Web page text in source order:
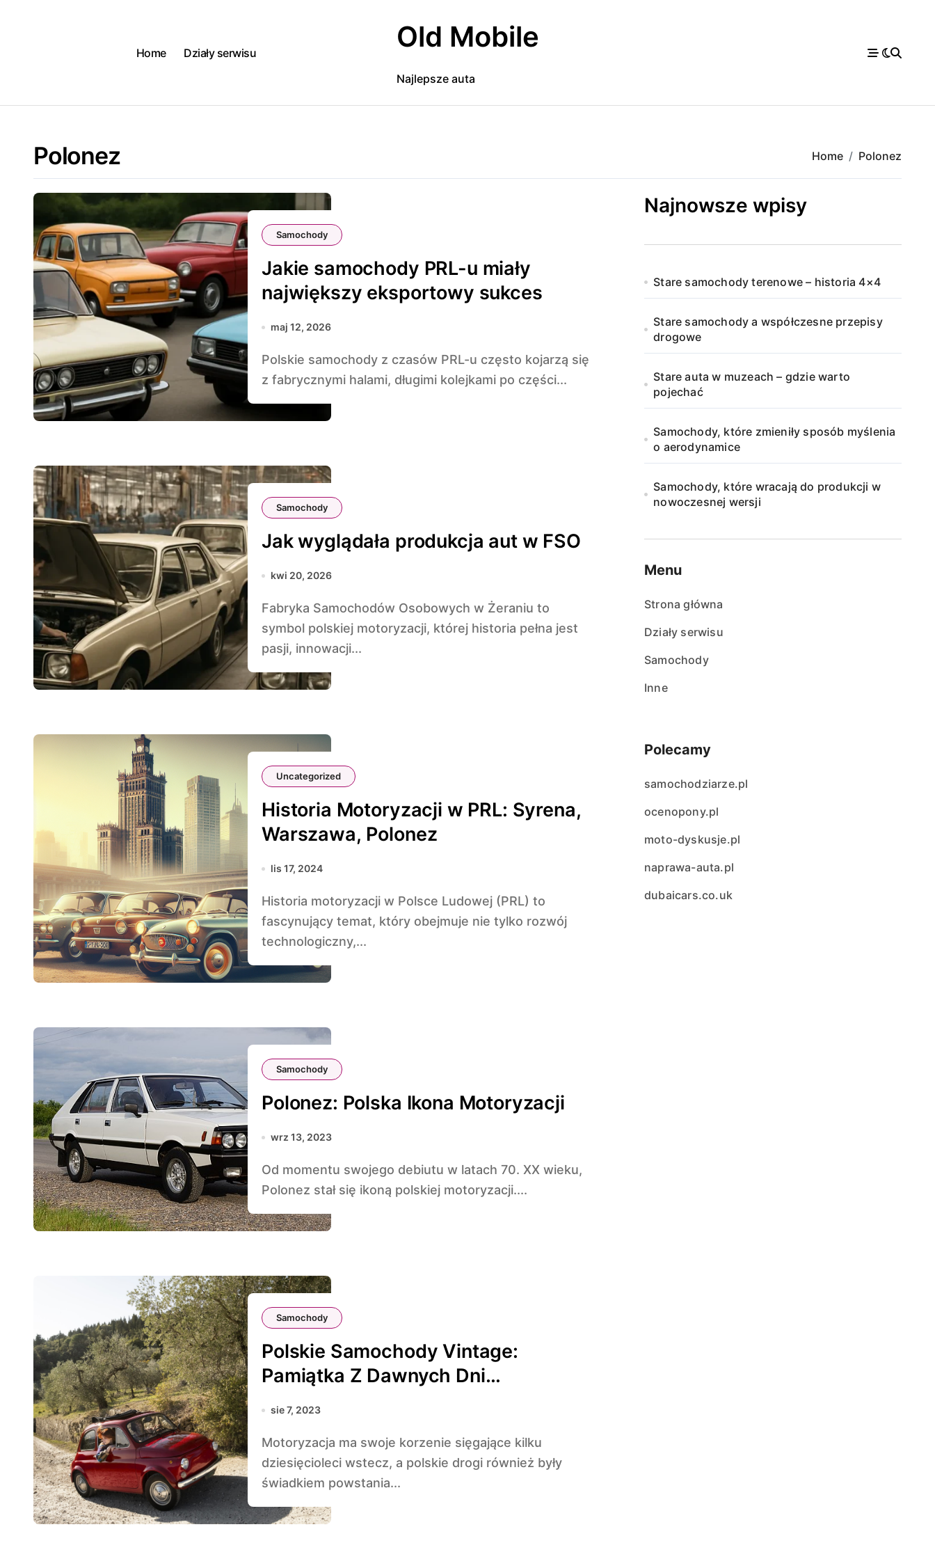
Home
Działy serwisu Old Mobile
Najlepsze auta
Polonez Home Polonez
Samochody
Jakie samochody PRL-u miały
największy eksportowy sukces
maj 12, 2026
Polskie samochody z czasów PRL-u często kojarzą się
z fabrycznymi halami, długimi kolejkami po części...
Samochody
Jak wyglądała produkcja aut w FSO
kwi 20, 2026
Fabryka Samochodów Osobowych w Żeraniu to
symbol polskiej motoryzacji, której historia pełna jest
pasji, innowacji...
Uncategorized
Historia Motoryzacji w PRL: Syrena,
Warszawa, Polonez
lis 17, 2024
Historia motoryzacji w Polsce Ludowej (PRL) to
fascynujący temat, który obejmuje nie tylko rozwój
technologiczny,...
Samochody
Polonez: Polska Ikona Motoryzacji
wrz 13, 2023
Od momentu swojego debiutu w latach 70. XX wieku,
Polonez stał się ikoną polskiej motoryzacji....
Samochody
Polskie Samochody Vintage:
Pamiątka Z Dawnych Dni
Motoryzacji
sie 7, 2023
Motoryzacja ma swoje korzenie sięgające kilku
dziesięcioleci wstecz, a polskie drogi również były
świadkiem powstania...
Najnowsze wpisy
Stare samochody terenowe – historia 4×4
Stare samochody a współczesne przepisy
drogowe
Stare auta w muzeach – gdzie warto
pojechać
Samochody, które zmieniły sposób myślenia
o aerodynamice
Samochody, które wracają do produkcji w
nowoczesnej wersji
Menu
Strona główna
Działy serwisu
Samochody
Inne
Polecamy
samochodziarze.pl
ocenopony.pl
moto-dyskusje.pl
naprawa-auta.pl
dubaicars.co.uk